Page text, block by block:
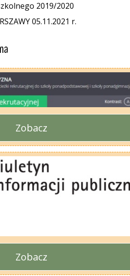
2019/2020
05.11.2021 r.
Zobacz
Zobacz